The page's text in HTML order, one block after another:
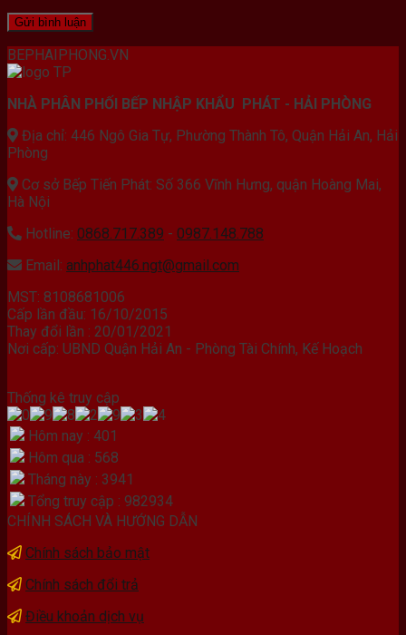
BEPHAIPHONG.VN
NHÀ PHÂN PHỐI BẾP NHẬP KHẨU PHÁT - HẢI PHÒNG
Địa chỉ: 446 Ngô Gia Tự, Phường Thành Tô, Quận Hải An, Hải
Phòng
Cơ sở Bếp Tiến Phát: Số 366 Vĩnh Hưng, quận Hoàng Mai,
Hà Nội
Hotline: 0868.717.389 - 0987.148.788
Email: anhphat446.ngt@gmail.com
MST: 8108681006
Cấp lần đầu: 16/10/2015
Thay đổi lần : 20/01/2021
Nơi cấp: UBND Quận Hải An - Phòng Tài Chính, Kế Hoạch
Thống kê truy cập
Hôm nay : 401
Hôm qua : 568
Tháng này : 3941
Tổng truy cập : 982934
CHÍNH SÁCH VÀ HƯỚNG DẪN
Chính sách bảo mật
Chính sách đổi trả
Điều khoản dịch vụ